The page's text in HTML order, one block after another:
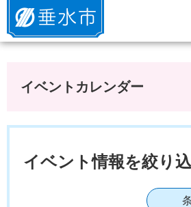
垂水市
イベントカレンダー
イベント情報を絞り